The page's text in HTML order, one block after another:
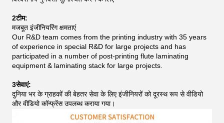
2टीम:
मजबूत इंजीनियरिंग क्षमताएं
Our R&D team comes from the printing industry with 35 years
of experience in special R&D for large projects and has
participated in a number of post-printing flute laminating
equipment & laminating stack for large projects.
3सेवाएं:
दुनिया भर के ग्राहकों की बेहतर सेवा के लिए इंजीनियरों को दूरस्थ रूप से वीडियो
और वीडियो कॉन्फ्रेंस उपलब्ध कराया गया।